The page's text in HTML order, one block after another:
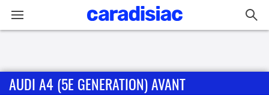
Accueil
AUDI A4 (5E GENERATION) AVANT